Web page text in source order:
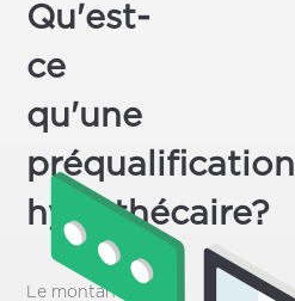
Qu'est-
ce
qu'une
préqualification
hypothécaire?
Le montant de